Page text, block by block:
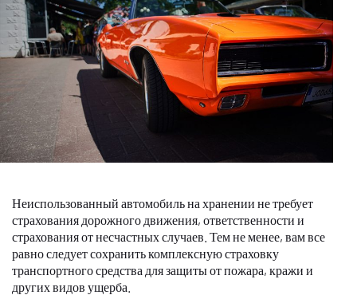
Неиспользованный автомобиль на хранении не требует
страхования дорожного движения, ответственности и
страхования от несчастных случаев. Тем не менее, вам все
равно следует сохранить комплексную страховку
транспортного средства для защиты от пожара, кражи и
других видов ущерба.